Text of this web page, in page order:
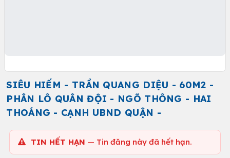
SIÊU HIẾM - TRẦN QUANG DIỆU - 60M2 -
PHÂN LÔ QUÂN ĐỘI - NGÕ THÔNG - HAI
THOÁNG - CẠNH UBND QUẬN -
TIN HẾT HẠN — Tin đăng này đã hết hạn.